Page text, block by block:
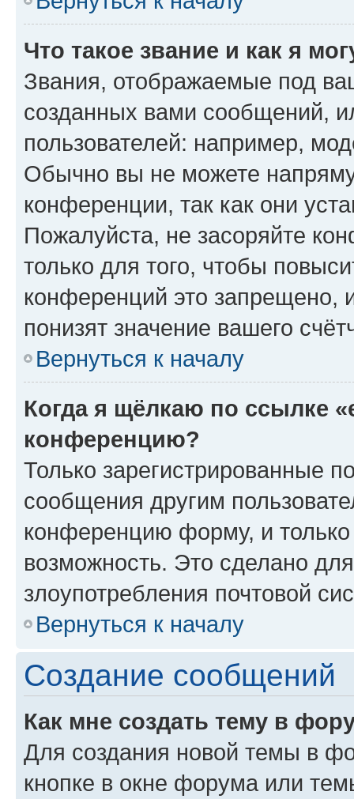
Что такое звание и как я
Звания, отображаемые под
созданных вами сообщений,
пользователей: например,
Обычно вы не можете
конференции, так как они
Пожалуйста, не засоряйте
только для того, чтобы
конференций это запрещено,
понизят значение вашего
Вернуться к началу
Когда я щёлкаю по ссылке
конференцию?
Только зарегистрированные
сообщения другим
конференцию форму, и
возможность. Это сделано
злоупотребления почтовой
Вернуться к началу
Создание сообщений
Как мне создать тему в
Для создания новой темы в
кнопке в окне форума или